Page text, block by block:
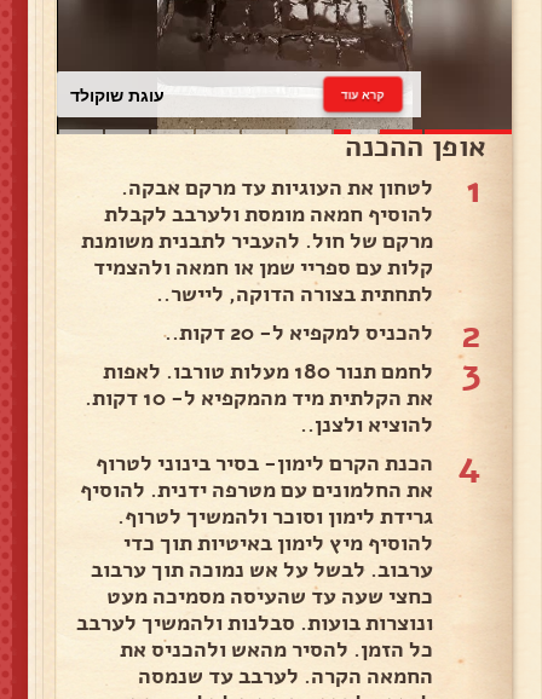
עוגת שוקולד קרא עוד
אופן ההכנה
1
לטחון את העוגיות עד מרקם אבקה.
להוסיף חמאה מומסת ולערבב לקבלת
מרקם של חול. להעביר לתבנית משומנת
קלות עם ספריי שמן או חמאה ולהצמיד
לתחתית בצורה הדוקה, ליישר..
2 להכניס למקפיא ל- 20 דקות..
3
לחמם תנור 180 מעלות טורבו. לאפות
את הקלתית מיד מהמקפיא ל- 10 דקות.
להוציא ולצנן..
4
הכנת הקרם לימון- בסיר בינוני לטרוף
את החלמונים עם מטרפה ידנית. להוסיף
גרידת לימון וסוכר ולהמשיך לטרוף.
להוסיף מיץ לימון באיטיות תוך כדי
ערבוב. לבשל על אש נמוכה תוך ערבוב
כחצי שעה עד שהעיסה מסמיכה מעט
ונוצרות בועות. סבלנות ולהמשיך לערבב
כל הזמן. להסיר מהאש ולהכניס את
החמאה הקרה. לערבב עד שנמסה